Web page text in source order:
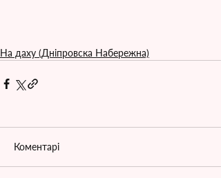
На даху (Дніпровска Набережна)
Коментарі